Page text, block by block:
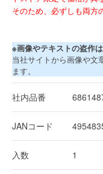
そのため、必ずしも両方
※画像やテキストの盗作
当社サイトから画像や文
ます。
社内品番
JANコード
入数 1